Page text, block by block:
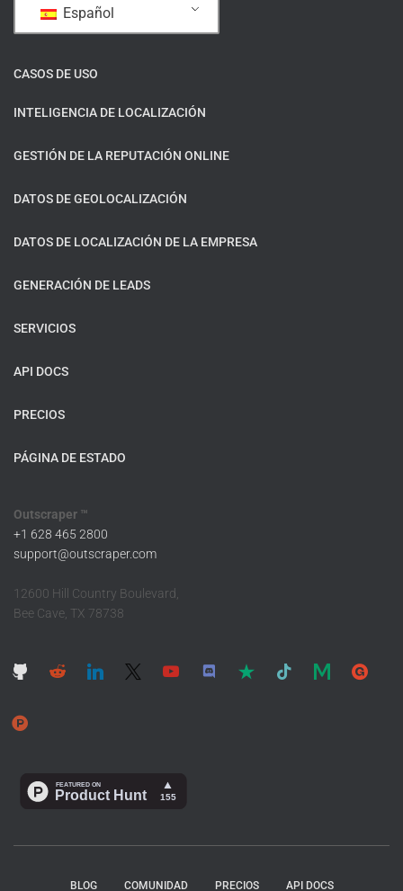
Español
CASOS DE USO
INTELIGENCIA DE LOCALIZACIÓN
GESTIÓN DE LA REPUTACIÓN ONLINE
DATOS DE GEOLOCALIZACIÓN
DATOS DE LOCALIZACIÓN DE LA EMPRESA
GENERACIÓN DE LEADS
SERVICIOS
API DOCS
PRECIOS
PÁGINA DE ESTADO
Outscraper ™
+1 628 465 2800
support@outscraper.com
12600 Hill Country Boulevard,
Bee Cave, TX 78738
BLOG COMUNIDAD PRECIOS API DOCS